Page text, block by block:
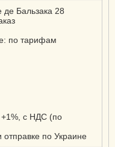
Бальзака 28
по тарифам
с НДС (по
по Украине